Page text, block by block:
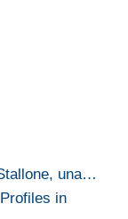
una…
in